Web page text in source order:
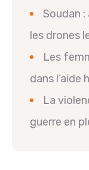
Soudan
les drones
Les
dans l’aide
La
guerre en